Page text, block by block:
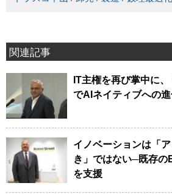
関連記事
IT主権を再び掌中に
でAIネイティブへの
イノベーションは「
き」ではない─既存
を支援